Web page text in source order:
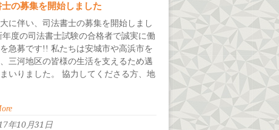
の募集を開始しました
に伴い、司法書士の募集を開始しまし
年度の司法書士試験の合格者で誠実に働
急募です!! 私たちは安城市や高浜市を
三河地区の皆様の生活を支えるため邁
いりました。 協力してくださる方、地
年10月31日